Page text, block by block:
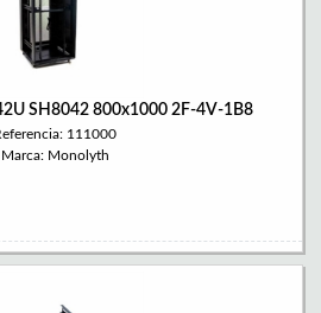
SH8042 800x1000 2F-4V-1B8
111000
Marca: Monolyth